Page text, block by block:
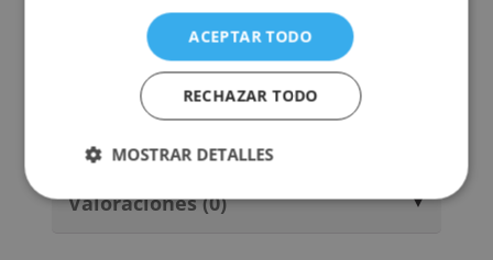
Metodología
Certificación
Temario
Valoraciones (0)
ACEPTAR TODO
RECHAZAR TODO
MOSTRAR DETALLES